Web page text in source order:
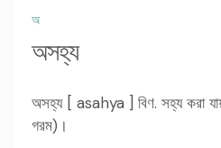
অ
অসহ্য
অসহ্য [ asahya ] বিণ. সহ্য করা
গরম)।